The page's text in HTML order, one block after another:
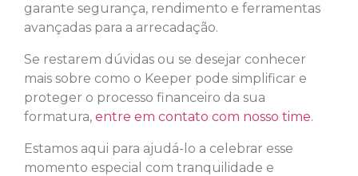
garante segurança, rendimento e ferramentas
avançadas para a arrecadação.
Se restarem dúvidas ou se desejar conhecer
mais sobre como o Keeper pode simplificar e
proteger o processo financeiro da sua
formatura, entre em contato com nosso time.
Estamos aqui para ajudá-lo a celebrar esse
momento especial com tranquilidade e